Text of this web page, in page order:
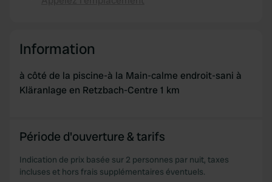
Information
à côté de la piscine-à la Main-calme endroit-sani à
Kläranlage en Retzbach-Centre 1 km
Période d'ouverture & tarifs
Indication de prix basée sur 2 personnes par nuit, taxes
incluses et hors frais supplémentaires éventuels.